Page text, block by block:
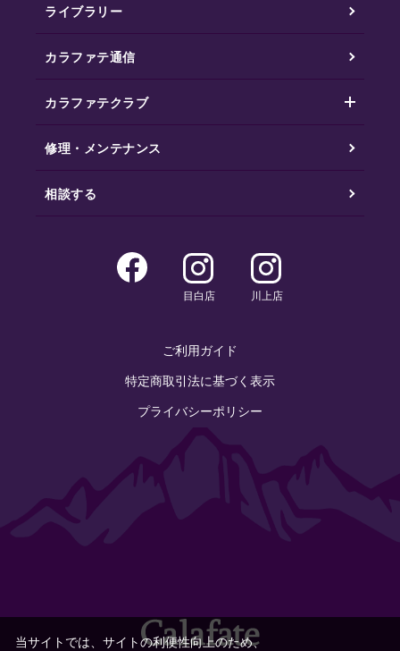
ライブラリー
カラファテ通信
カラファテクラブ
修理・メンテナンス
相談する
目白店 川上店
ご利用ガイド
特定商取引法に基づく表示
プライバシーポリシー
当サイトでは、サイトの利便性向上のため、